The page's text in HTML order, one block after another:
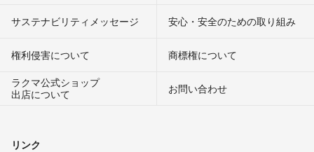
サステナビリティメッセージ 安心・安全のための取り組み
権利侵害について
商標権について
ラクマ公式ショップ
出店について
お問い合わせ
リンク